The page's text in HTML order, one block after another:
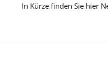
In Kürze finden Sie hier